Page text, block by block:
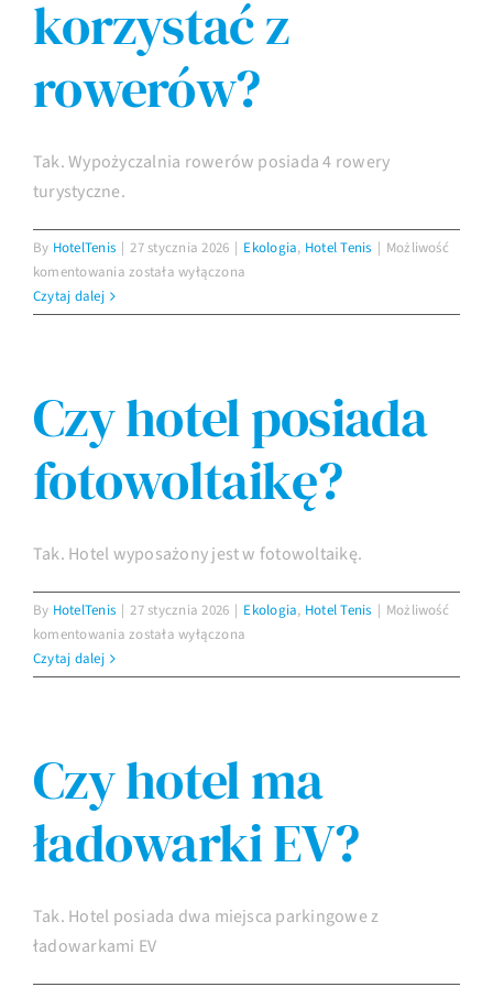
korzystać z
rowerów?
Tak. Wypożyczalnia rowerów posiada 4 rowery
turystyczne.
By HotelTenis | 27 stycznia 2026 | Ekologia, Hotel Tenis | Możliwość
komentowaniaCzy
korzystać
została wyłączona
Czytaj dalej
Czy hotel posiada
fotowoltaikę?
Tak. Hotel wyposażony jest w fotowoltaikę.
By HotelTenis | 27 stycznia 2026 | Ekologia, Hotel Tenis | Możliwość
komentowaniaCzy
posiada
została wyłączona
Czytaj dalej
Czy hotel ma
ładowarki EV?
Tak. Hotel posiada dwa miejsca parkingowe z
ładowarkami EV